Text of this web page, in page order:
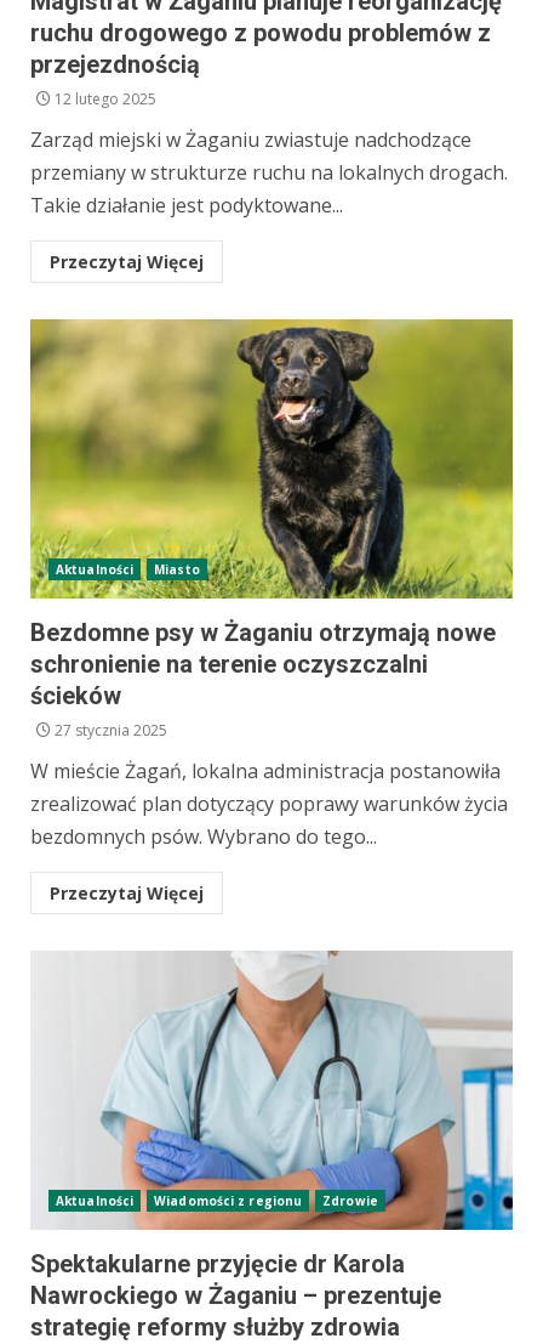
ruchu drogowego z powodu problemów z
przejezdnością
12 lutego 2025
Zarząd miejski w Żaganiu zwiastuje nadchodzące
przemiany w strukturze ruchu na lokalnych drogach.
Takie działanie jest podyktowane...
Przeczytaj Więcej
Aktualności Miasto
Bezdomne psy w Żaganiu otrzymają nowe
schronienie na terenie oczyszczalni
ścieków
27 stycznia 2025
W mieście Żagań, lokalna administracja postanowiła
zrealizować plan dotyczący poprawy warunków życia
bezdomnych psów. Wybrano do tego...
Przeczytaj Więcej
Aktualności Wiadomości z regionu Zdrowie
Spektakularne przyjęcie dr Karola
Nawrockiego w Żaganiu – prezentuje
strategię reformy służby zdrowia